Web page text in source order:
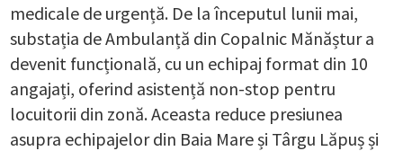
medicale de urgență. De la începutul lunii mai,
substația de Ambulanță din Copalnic Mănăștur a
devenit funcțională, cu un echipaj format din 10
angajați, oferind asistență non-stop pentru
locuitorii din zonă. Aceasta reduce presiunea
asupra echipajelor din Baia Mare și Târgu Lăpuș și